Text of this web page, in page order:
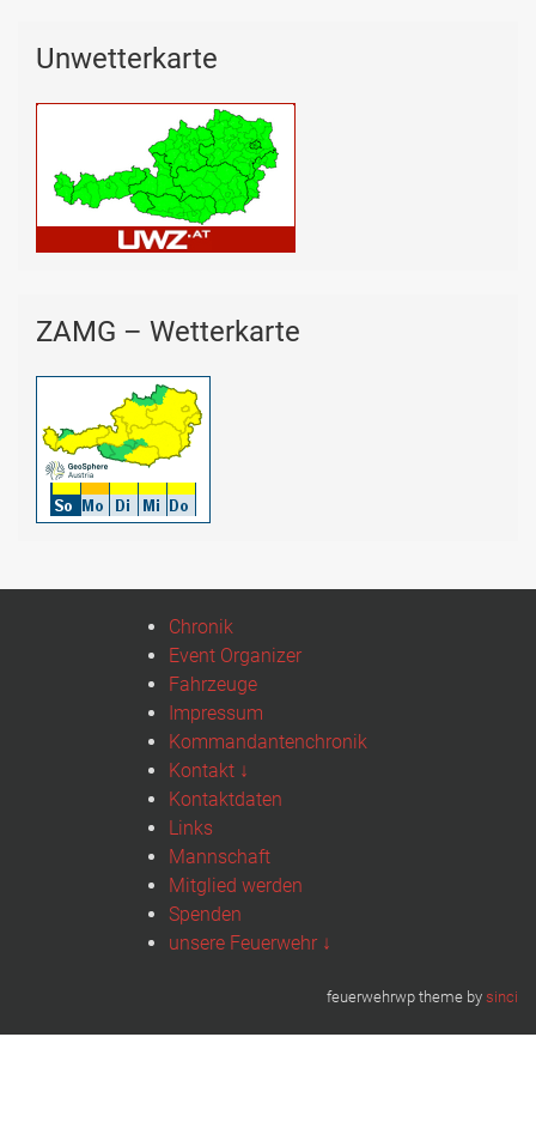
Unwetterkarte
ZAMG – Wetterkarte
Chronik
Event Organizer
Fahrzeuge
Impressum
Kommandantenchronik
Kontakt ↓
Kontaktdaten
Links
Mannschaft
Mitglied werden
Spenden
unsere Feuerwehr ↓
feuerwehrwp theme by sinci